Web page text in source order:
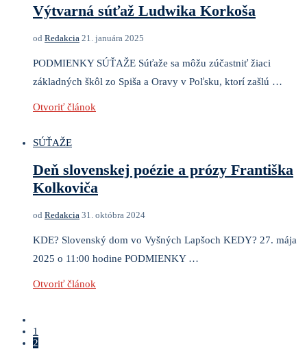
Výtvarná súťaž Ludwika Korkoša
od Redakcia 21. januára 2025
PODMIENKY SÚŤAŽE Súťaže sa môžu zúčastniť žiaci
základných škôl zo Spiša a Oravy v Poľsku, ktorí zašlú …
Otvoriť článok
SÚŤAŽE
Deň slovenskej poézie a prózy Františka
Kolkoviča
od Redakcia 31. októbra 2024
KDE? Slovenský dom vo Vyšných Lapšoch KEDY? 27. mája
2025 o 11:00 hodine PODMIENKY …
Otvoriť článok
1
2